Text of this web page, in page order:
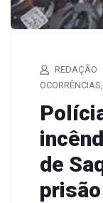
REDAÇÃO
OCORRÊNCIAS
de